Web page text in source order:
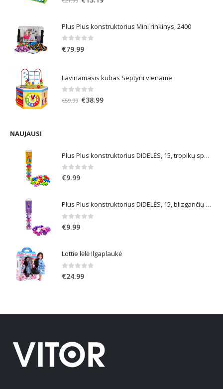
€21.99. €13.19.
Plus Plus konstruktorius Mini rinkinys, 2400
0out of 5
€79.99
Lavinamasis kubas Septyni viename
out of 5
€59.99 Original
€38.99Current
NAUJAUSI
Plus Plus konstruktorius DIDELĖS, 15, tropikų spalvos
0out of 5
€9.99
Plus Plus konstruktorius DIDELĖS, 15, blizgančių spalvų
0out of 5
€9.99
Lottie lėlė Ilgaplaukė
0 out of 5
€24.99